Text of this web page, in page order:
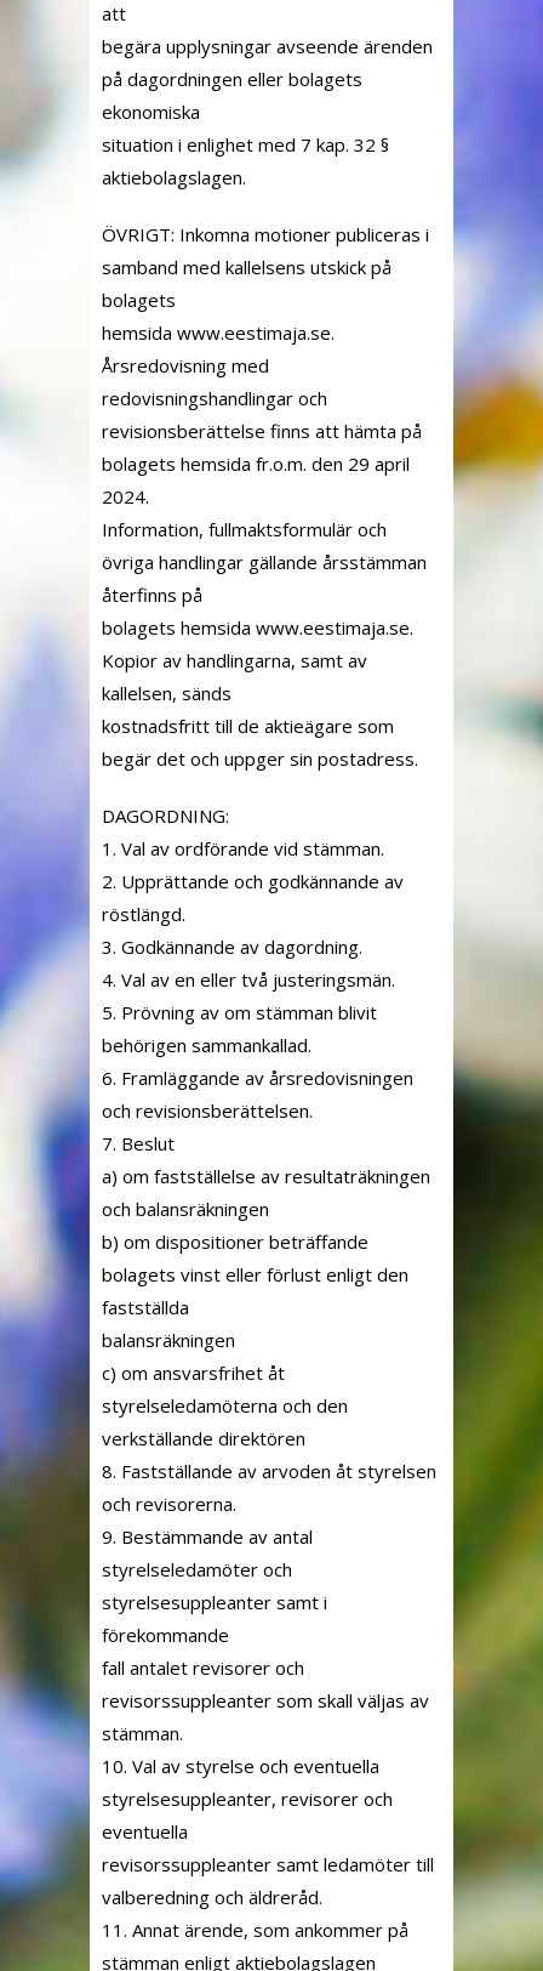
att
begära upplysningar avseende ärenden
på dagordningen eller bolagets
ekonomiska
situation i enlighet med 7 kap. 32 §
aktiebolagslagen.
ÖVRIGT: Inkomna motioner publiceras i
samband med kallelsens utskick på
bolagets
hemsida www.eestimaja.se.
Årsredovisning med
redovisningshandlingar och
revisionsberättelse finns att hämta på
bolagets hemsida fr.o.m. den 29 april
2024.
Information, fullmaktsformulär och
övriga handlingar gällande årsstämman
återfinns på
bolagets hemsida www.eestimaja.se.
Kopior av handlingarna, samt av
kallelsen, sänds
kostnadsfritt till de aktieägare som
begär det och uppger sin postadress.
DAGORDNING:
1. Val av ordförande vid stämman.
2. Upprättande och godkännande av
röstlängd.
3. Godkännande av dagordning.
4. Val av en eller två justeringsmän.
5. Prövning av om stämman blivit
behörigen sammankallad.
6. Framläggande av årsredovisningen
och revisionsberättelsen.
7. Beslut
a) om fastställelse av resultaträkningen
och balansräkningen
b) om dispositioner beträffande
bolagets vinst eller förlust enligt den
fastställda
balansräkningen
c) om ansvarsfrihet åt
styrelseledamöterna och den
verkställande direktören
8. Fastställande av arvoden åt styrelsen
och revisorerna.
9. Bestämmande av antal
styrelseledamöter och
styrelsesuppleanter samt i
förekommande
fall antalet revisorer och
revisorssuppleanter som skall väljas av
stämman.
10. Val av styrelse och eventuella
styrelsesuppleanter, revisorer och
eventuella
revisorssuppleanter samt ledamöter till
valberedning och äldreråd.
11. Annat ärende, som ankommer på
stämman enligt aktiebolagslagen